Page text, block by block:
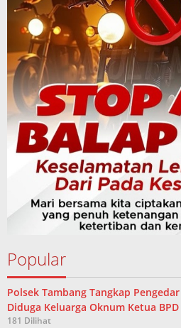
Popular
Polsek Tambang Tangkap
Diduga Keluarga Oknum Ketua
181 Dilihat